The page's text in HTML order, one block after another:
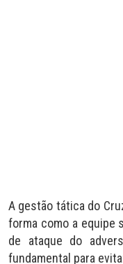
A gestão tática do
forma como a equipe
de ataque do
fundamental para